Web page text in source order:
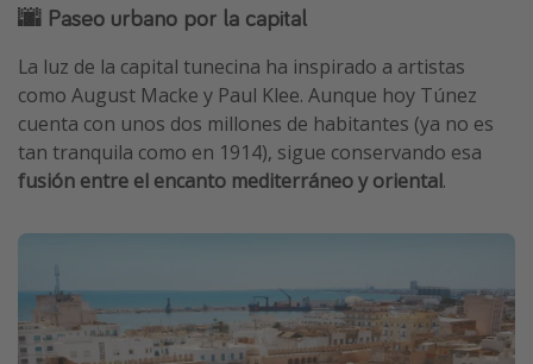
🌆 Paseo urbano por la capital
La luz de la capital tunecina ha inspirado a artistas
como August Macke y Paul Klee. Aunque hoy Túnez
cuenta con unos dos millones de habitantes (ya no es
tan tranquila como en 1914), sigue conservando esa
fusión entre el encanto mediterráneo y oriental.